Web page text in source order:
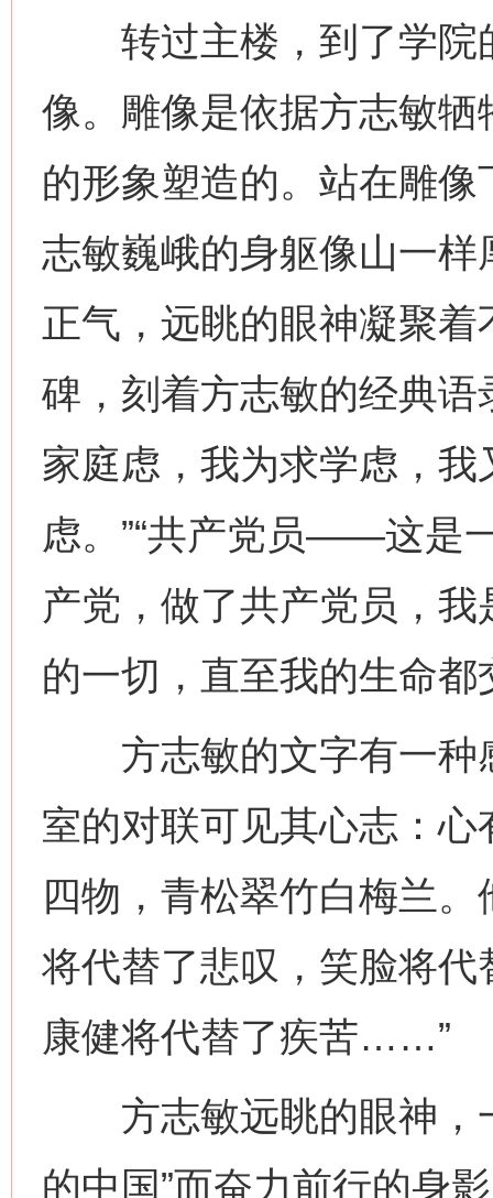
转过主楼，到了学院
像。雕像是依据方志敏
的形象塑造的。站在雕
志敏巍峨的身躯像山一
正气，远眺的眼神凝聚
碑，刻着方志敏的经典语
家庭虑，我为求学虑，
虑。”“共产党员——这是
产党，做了共产党员，
的一切，直至我的生命都
方志敏的文字有一种
室的对联可见其心志：
四物，青松翠竹白梅兰
将代替了悲叹，笑脸将
康健将代替了疾苦……”
方志敏远眺的眼神，
的中国”而奋力前行的身